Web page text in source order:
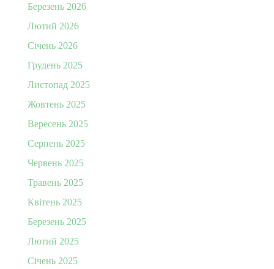
Березень 2026
Лютий 2026
Січень 2026
Грудень 2025
Листопад 2025
Жовтень 2025
Вересень 2025
Серпень 2025
Червень 2025
Травень 2025
Квітень 2025
Березень 2025
Лютий 2025
Січень 2025